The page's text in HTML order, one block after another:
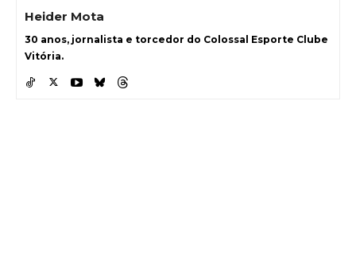
Heider Mota
30 anos, jornalista e torcedor do Colossal Esporte Clube
Vitória.